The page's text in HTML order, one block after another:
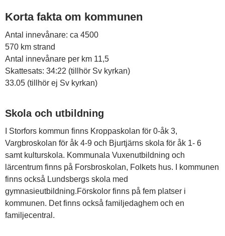
Korta fakta om kommunen
Antal innevånare: ca 4500
570 km strand
Antal innevånare per km 11,5
Skattesats: 34:22 (tillhör Sv kyrkan)
33.05 (tillhör ej Sv kyrkan)
Skola och utbildning
I Storfors kommun finns Kroppaskolan för 0-åk 3,
Vargbroskolan för åk 4-9 och Bjurtjärns skola för åk 1- 6
samt kulturskola. Kommunala Vuxenutbildning och
lärcentrum finns på Forsbroskolan, Folkets hus. I kommunen
finns också Lundsbergs skola med
gymnasieutbildning.Förskolor finns på fem platser i
kommunen. Det finns också familjedaghem och en
familjecentral.